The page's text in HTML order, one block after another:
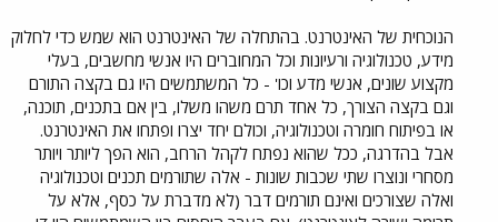
הנוכחית של האינטרנט. בהתחלה של האינטרנט הוא שמש כדי לחלוק
מידע, טכנולוגיה ורעיונות וכל המחוברים היו אנשי מחשבים, בעלי
מקצוע שונים, אנשי מדע וכו' - כל המשתמשים היו גם בקצה התורם
וגם בקצה הצורך, כל אחד תרם משהו משלו, בין אם בתכנים, תוכנה,
או בפיתוח חומרה וטכנולוגיה, וכולם יחד יצרו ופתחו את האינטרנט.
אבל בהדרגה, ככל שהוא נפתח לקהל הרחב, הוא הפך ליותר ויותר
מסחרי ונוצרו שתי שכבות שונות - אלה שתורמים תכנים וטכנולוגיה
ואלה שצורכים ואינם תורמים דבר (לא מדברת על כסף, אלא על